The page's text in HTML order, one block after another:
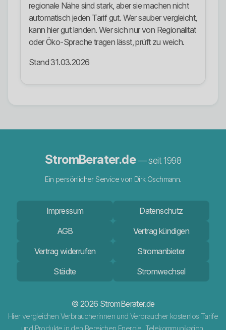
regionale Nähe sind stark, aber sie machen nicht
automatisch jeden Tarif gut. Wer sauber vergleicht,
kann hier gut landen. Wer sich nur von Regionalität
oder Öko-Sprache tragen lässt, prüft zu weich.
Stand 31.03.2026
StromBerater.de— seit 1998
Ein persönlicher Service von Dirk Oschmann.
Impressum
Datenschutz
AGB
Vertrag kündigen
Vertrag widerrufen
Stromanbieter
Städte
Stromwechsel
© 2026 StromBerater.de
Hier vergleichen Verbraucherinnen und Verbraucher kostenlos Tarife
und Produkte in den Bereichen Energie, Telekommunikation,